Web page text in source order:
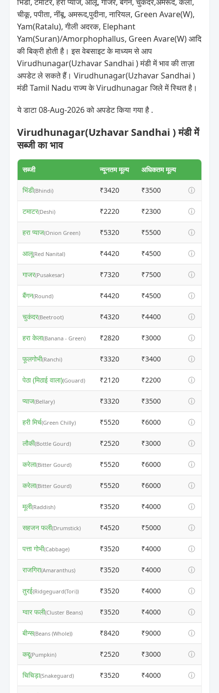
चीकू, पपीता, नींबू, अमरूद,पुदीना, नारियल, Green Avare(W),
Yam(Ratalu), गीली अदरक, Elephant
Yam(Suran)/Amorphophallus, Green Avare(W) आदि
की बिक्री होती है। इस वेबसाइट के माध्यम से आप
Virudhunagar(Uzhavar Sandhai ) मंडी में भाव की ताज़ा
अपडेट ले सकते हैं। Virudhunagar(Uzhavar Sandhai )
मंडी Tamil Nadu राज्य के Virudhunagar जिले में स्थित है।
ये डाटा 08-Aug-2026 को अपडेट किया गया है .
Virudhunagar(Uzhavar Sandhai ) मंडी में
सब्जी का भाव
सब्जी न्यूनतम मूल्य अधिकतम मूल्य
भिंडी(Bhindi) ₹3420 ₹3500 ⓘ
टमाटर(Deshi) ₹2220 ₹2300 ⓘ
हरा प्याज(Onion Green) ₹5320 ₹5500 ⓘ
आलू(Red Nanital) ₹4420 ₹4500 ⓘ
गाजर(Pusakesar) ₹7320 ₹7500 ⓘ
बैंगन(Round) ₹4420 ₹4500 ⓘ
चुकंदर(Beetroot) ₹4320 ₹4400 ⓘ
हरा केला(Banana - Green) ₹2820 ₹3000 ⓘ
फूलगोभी(Ranchi) ₹3320 ₹3400 ⓘ
पेठा (मिठाई वाला)(Gouard) ₹2120 ₹2200 ⓘ
प्याज(Bellary) ₹3320 ₹3500 ⓘ
हरी मिर्च(Green Chilly) ₹5520 ₹6000 ⓘ
लौकी(Bottle Gourd) ₹2520 ₹3000 ⓘ
करेला(Bitter Gourd) ₹5520 ₹6000 ⓘ
करेला(Bitter Gourd) ₹5520 ₹6000 ⓘ
मूली(Raddish) ₹3520 ₹4000 ⓘ
सहजन फली(Drumstick) ₹4520 ₹5000 ⓘ
पत्ता गोभी(Cabbage) ₹3520 ₹4000 ⓘ
राजगिरा(Amaranthus) ₹3520 ₹4000 ⓘ
तुरई(Ridgeguard(Tori)) ₹3520 ₹4000 ⓘ
ग्वार फली(Cluster Beans) ₹3520 ₹4000 ⓘ
बीन्स(Beans (Whole)) ₹8420 ₹9000 ⓘ
कद्दू(Pumpkin) ₹2520 ₹3000 ⓘ
चिचिड़ा(Snakeguard) ₹3520 ₹4000 ⓘ